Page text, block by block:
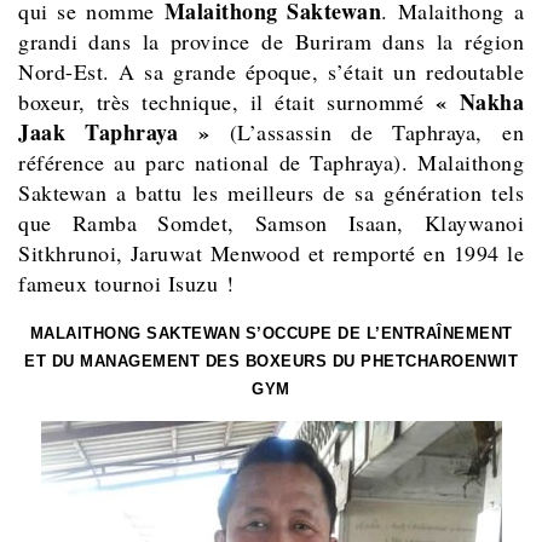
qui se nomme Malaithong Saktewan. Malaithong a
grandi dans la province de Buriram dans la région
Nord-Est. A sa grande époque, s’était un redoutable
boxeur, très technique, il était surnommé « Nakha
Jaak Taphraya » (L’assassin de Taphraya, en
référence au parc national de Taphraya). Malaithong
Saktewan a battu les meilleurs de sa génération tels
que Ramba Somdet, Samson Isaan, Klaywanoi
Sitkhrunoi, Jaruwat Menwood et remporté en 1994 le
fameux tournoi Isuzu !
MALAITHONG SAKTEWAN S’OCCUPE DE L’ENTRAÎNEMENT
ET DU MANAGEMENT DES BOXEURS DU PHETCHAROENWIT
GYM